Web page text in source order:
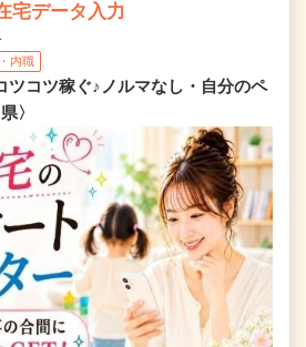
宅データ入力
内職
ツコツ稼ぐ♪ノルマなし・自分のペ
〉